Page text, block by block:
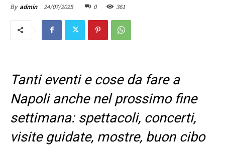
By admin 24/07/2025 0 361
Tanti eventi e cose da fare a
Napoli anche nel prossimo fine
settimana: spettacoli, concerti,
visite guidate, mostre, buon cibo